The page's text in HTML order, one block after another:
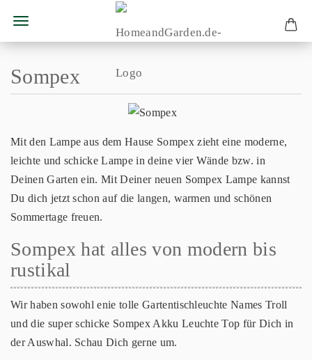
Sompex
Mit den Lampe aus dem Hause Sompex zieht eine moderne,
leichte und schicke Lampe in deine vier Wände bzw. in
Deinen Garten ein. Mit Deiner neuen Sompex Lampe kannst
Du dich jetzt schon auf die langen, warmen und schönen
Sommertage freuen.
Sompex hat alles von modern bis
rustikal
Wir haben sowohl enie tolle Gartentischleuchte Names Troll
und die super schicke Sompex Akku Leuchte Top für Dich in
der Auswhal. Schau Dich gerne um.